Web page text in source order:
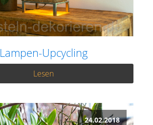
Lampen-Upcycling
Lesen
24.02.2018